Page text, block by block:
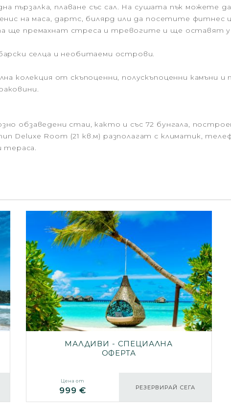
пързалка, плаване със сал. На сушата пък можете
на маса, дартс, билярд или да посетите
ще премахнат стреса и тревогите и ще оставят у
селца и необитаеми острови.
колекция от скъпоценни, полускъпоценни камъни
обзаведени стаи, както и със 72 бунгала,
Deluxe Room (21 кв.м) разполагат с климатик,
тераса.
МАЛДИВИ - СПЕЦИАЛНА
ОФЕРТА
Цена от
999 € РЕЗЕРВИРАЙ СЕГА